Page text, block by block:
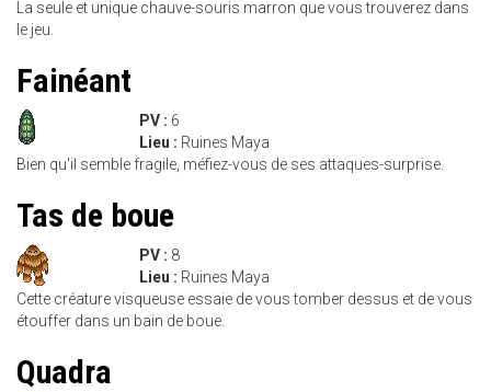
La seule et unique chauve-souris marron que vous trouverez dans
le jeu.
Fainéant
PV : 6
Lieu : Ruines Maya
Bien qu'il semble fragile, méfiez-vous de ses attaques-surprise.
Tas de boue
PV : 8
Lieu : Ruines Maya
Cette créature visqueuse essaie de vous tomber dessus et de vous
étouffer dans un bain de boue.
Quadra